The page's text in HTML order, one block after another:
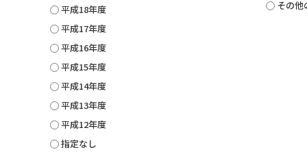
平成18年度
平成17年度
平成16年度
平成15年度
平成14年度
平成13年度
平成12年度
指定なし
その他